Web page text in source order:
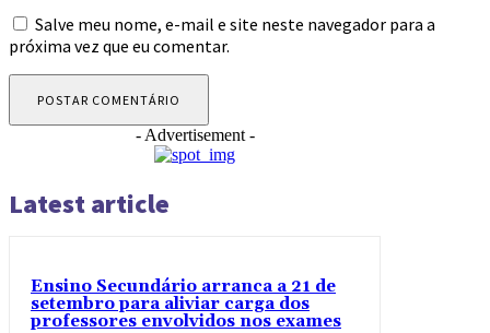
Salve meu nome, e-mail e site neste navegador para a
próxima vez que eu comentar.
- Advertisement -
Latest article
Ensino Secundário arranca a 21 de
setembro para aliviar carga dos
professores envolvidos nos exames